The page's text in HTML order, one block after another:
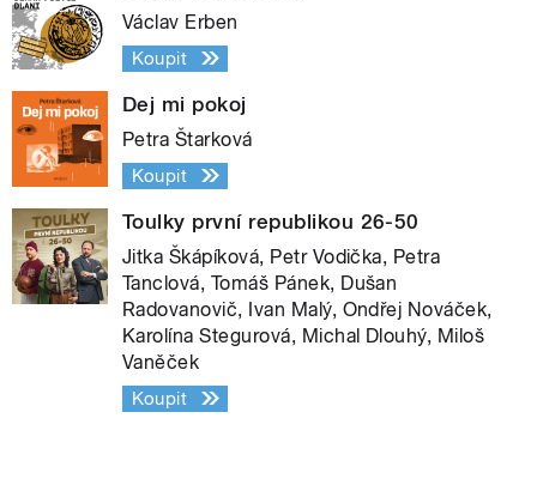
Václav Erben
Koupit
Dej mi pokoj
Petra Štarková
Koupit
Toulky první republikou 26-50
Jitka Škápíková, Petr Vodička, Petra
Tanclová, Tomáš Pánek, Dušan
Radovanovič, Ivan Malý, Ondřej Nováček,
Karolína Stegurová, Michal Dlouhý, Miloš
Vaněček
Koupit